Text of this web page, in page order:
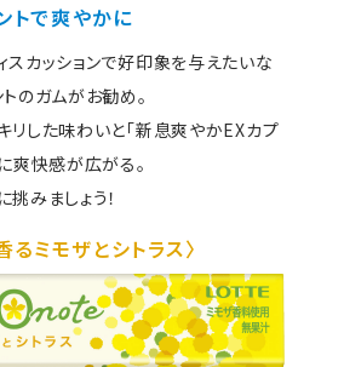
トで爽やかに
スカッションで好印象を与えたいな
のガムがお勧め。
リした味わいと「新息爽やかEXカプ
爽快感が広がる。
みましょう！
ミモザとシトラス〉